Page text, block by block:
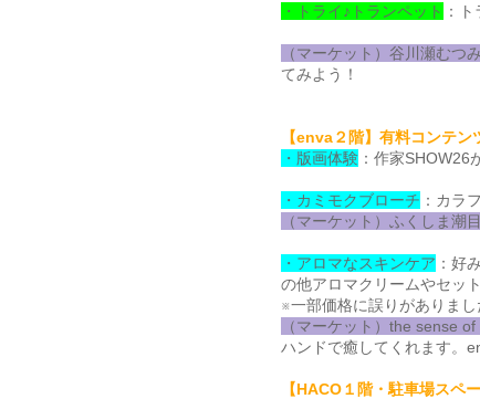
・トライ♪トランペット ：
（マーケット）谷川瀬むつ
てみよう！
【enva２階】有料コンテン
・版画体験 ：作家
・カミモクブローチ ：カラ
（マーケット）ふくしま潮
・アロマなスキンケア ：好
の他アロマクリームやセッ
※一部価格に誤りがありまし
（マーケット）the sense of
ハンドで癒してくれます。
【HACO１階・駐車場スペー